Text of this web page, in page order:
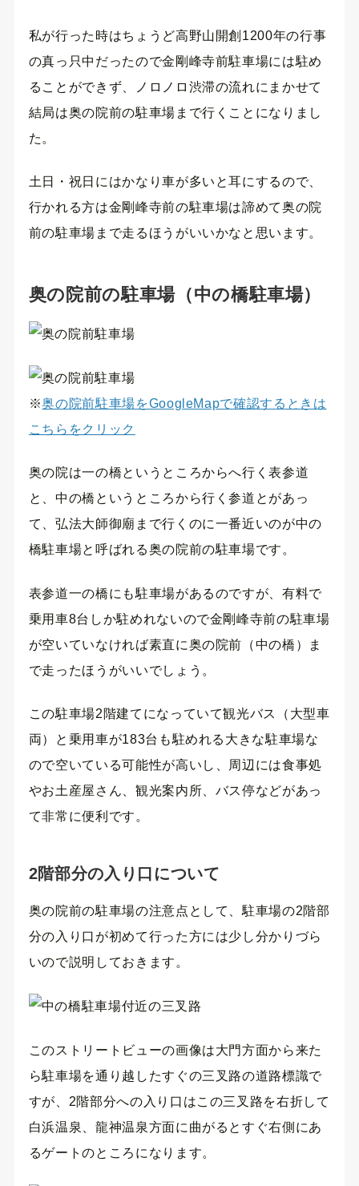
私が行った時はちょうど高野山開創1200年の行事
の真っ只中だったので金剛峰寺前駐車場には駐め
ることができず、ノロノロ渋滞の流れにまかせて
結局は奥の院前の駐車場まで行くことになりまし
た。
土日・祝日にはかなり車が多いと耳にするので、
行かれる方は金剛峰寺前の駐車場は諦めて奥の院
前の駐車場まで走るほうがいいかなと思います。
奥の院前の駐車場（中の橋駐車場）
※奥の院前駐車場をGoogleMapで確認するときは
こちらをクリック
奥の院は一の橋というところからへ行く表参道
と、中の橋というところから行く参道とがあっ
て、弘法大師御廟まで行くのに一番近いのが中の
橋駐車場と呼ばれる奥の院前の駐車場です。
表参道一の橋にも駐車場があるのですが、有料で
乗用車8台しか駐めれないので金剛峰寺前の駐車場
が空いていなければ素直に奥の院前（中の橋）ま
で走ったほうがいいでしょう。
この駐車場2階建てになっていて観光バス（大型車
両）と乗用車が183台も駐めれる大きな駐車場な
ので空いている可能性が高いし、周辺には食事処
やお土産屋さん、観光案内所、バス停などがあっ
て非常に便利です。
2階部分の入り口について
奥の院前の駐車場の注意点として、駐車場の2階部
分の入り口が初めて行った方には少し分かりづら
いので説明しておきます。
このストリートビューの画像は大門方面から来た
ら駐車場を通り越したすぐの三叉路の道路標識で
すが、2階部分への入り口はこの三叉路を右折して
白浜温泉、龍神温泉方面に曲がるとすぐ右側にあ
るゲートのところになります。